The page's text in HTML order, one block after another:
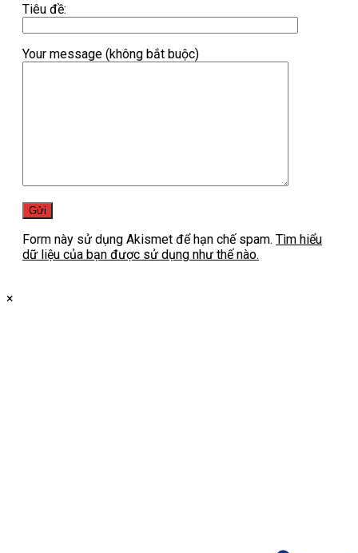
Tiêu đề:
Your message (không bắt buộc)
Form này sử dụng Akismet để hạn chế spam. Tìm hiểu
dữ liệu của bạn được sử dụng như thế nào.
×